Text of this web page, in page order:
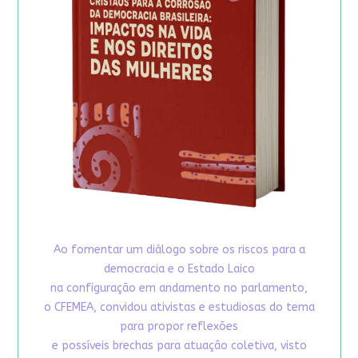
Ao fomentar um diálogo sobre os riscos para a
democracia e o Estado Laico
na configuração em andamento no parlamento,
o CFEMEA, convidou ativistas e estudiosas do tema
para propor reflexões
e possíveis brechas para atuação coletiva, visto